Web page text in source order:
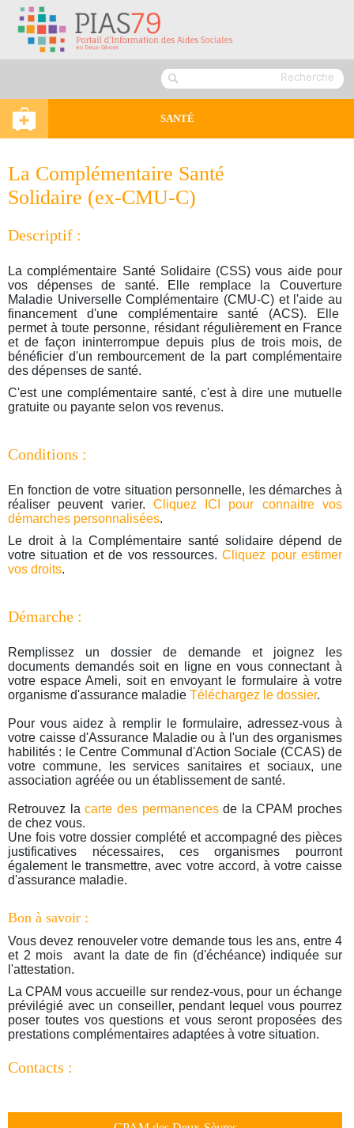
SANTÉ
La Complémentaire Santé
Solidaire (ex-CMU-C)
Descriptif :
La complémentaire Santé Solidaire (CSS) vous aide pour
vos dépenses de santé. Elle remplace la Couverture
Maladie Universelle Complémentaire (CMU-C) et l'aide au
financement d'une complémentaire santé (ACS). Elle
permet à toute personne, résidant régulièrement en France
et de façon ininterrompue depuis plus de trois mois, de
bénéficier d'un rembourcement de la part complémentaire
des dépenses de santé.
C'est une complémentaire santé, c'est à dire une mutuelle
gratuite ou payante selon vos revenus.
Conditions :
En fonction de votre situation personnelle, les démarches à
réaliser peuvent varier. Cliquez ICI pour connaitre vos
démarches personnalisées.
Le droit à la Complémentaire santé solidaire dépend de
votre situation et de vos ressources.Cliquez pour estimer
vos droits.
Démarche :
Remplissez un dossier de demande et joignez les
documents demandés soit en ligne en vous connectant à
votre espace Ameli, soit en envoyant le formulaire à votre
organisme d'assurance maladie Téléchargez le dossier.
Pour vous aidez à remplir le formulaire, adressez-vous à
votre caisse d'Assurance Maladie ou à l'un des organismes
habilités : le Centre Communal d'Action Sociale (CCAS) de
votre commune, les services sanitaires et sociaux, une
association agréée ou un établissement de santé.
Retrouvez lacarte des permanencesde la CPAM proches
de chez vous.
Une fois votre dossier complété et accompagné des pièces
justificatives nécessaires, ces organismes pourront
également le transmettre, avec votre accord, à votre caisse
d'assurance maladie.
Bon à savoir :
Vous devez renouveler votre demande tous les ans, entre 4
et 2 mois avant la date de fin (d'échéance) indiquée sur
l'attestation.
La CPAM vous accueille sur rendez-vous, pour un échange
prévilégié avec un conseiller, pendant lequel vous pourrez
poser toutes vos questions et vous seront proposées des
prestations complémentaires adaptées à votre situation.
Contacts :